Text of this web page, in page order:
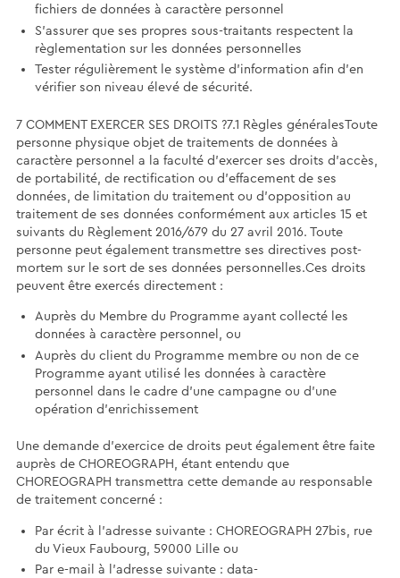
fichiers de données à caractère personnel
S'assurer que ses propres sous-traitants respectent la
règlementation sur les données personnelles
Tester régulièrement le système d'information afin d'en
vérifier son niveau élevé de sécurité.
7 COMMENT EXERCER SES DROITS ?7.1 Règles généralesToute
personne physique objet de traitements de données à
caractère personnel a la faculté d’exercer ses droits d’accès,
de portabilité, de rectification ou d’effacement de ses
données, de limitation du traitement ou d’opposition au
traitement de ses données conformément aux articles 15 et
suivants du Règlement 2016/679 du 27 avril 2016. Toute
personne peut également transmettre ses directives post-
mortem sur le sort de ses données personnelles.Ces droits
peuvent être exercés directement :
Auprès du Membre du Programme ayant collecté les
données à caractère personnel, ou
Auprès du client du Programme membre ou non de ce
Programme ayant utilisé les données à caractère
personnel dans le cadre d’une campagne ou d’une
opération d’enrichissement
Une demande d’exercice de droits peut également être faite
auprès de CHOREOGRAPH, étant entendu que
CHOREOGRAPH transmettra cette demande au responsable
de traitement concerné :
Par écrit à l'adresse suivante : CHOREOGRAPH 27bis, rue
du Vieux Faubourg, 59000 Lille ou
Par e-mail à l'adresse suivante : data-